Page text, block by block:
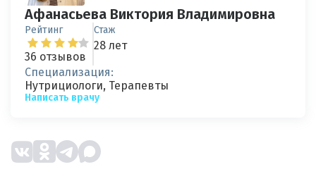
Афанасьева Виктория Владимировна
Рейтинг
36 отзывов
Стаж
28 лет
Специализация:
Нутрициологи, Терапевты
Написать врачу